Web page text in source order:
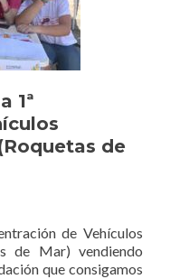
1ª
de
de Vehículos
de Mar) vendiendo
que consigamos